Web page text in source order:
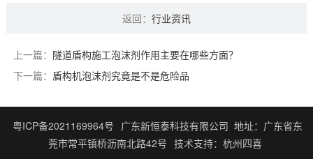
返回： 行业资讯
上一篇： 隧道盾构施工泡沫剂作用主要在哪些方面？
下一篇： 盾构机泡沫剂究竟是不是危险品
粤ICP备2021169964号 广东新恒泰科技有限公司 地址：广东省东
莞市常平镇桥沥南北路42号 技术支持：杭州四喜